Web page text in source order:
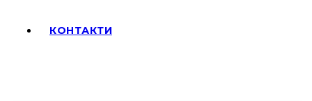
КОНТАКТИ